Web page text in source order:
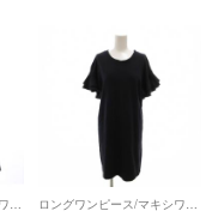
ロングワンピース/マキシワンピース ロングワンピース/マキシワンピース